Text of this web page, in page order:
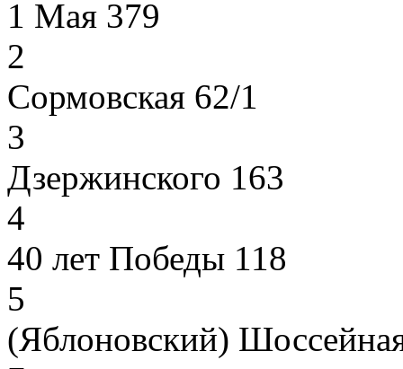
1 Мая 379
2
Сормовская 62/1
3
Дзержинского 163
4
40 лет Победы 118
5
(Яблоновский)